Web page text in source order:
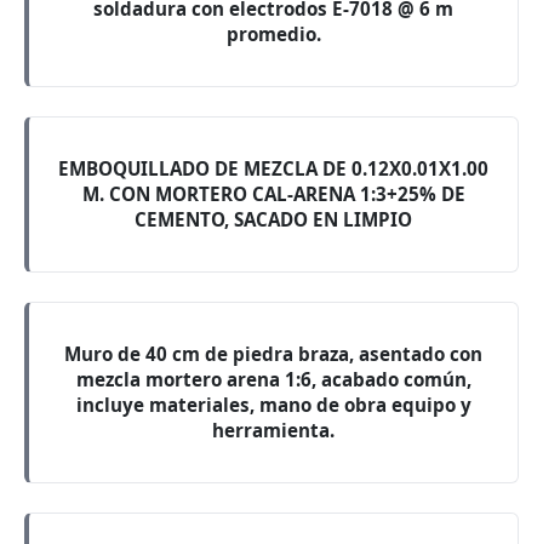
soldadura con electrodos E-7018 @ 6 m
promedio.
EMBOQUILLADO DE MEZCLA DE 0.12X0.01X1.00
M. CON MORTERO CAL-ARENA 1:3+25% DE
CEMENTO, SACADO EN LIMPIO
Muro de 40 cm de piedra braza, asentado con
mezcla mortero arena 1:6, acabado común,
incluye materiales, mano de obra equipo y
herramienta.